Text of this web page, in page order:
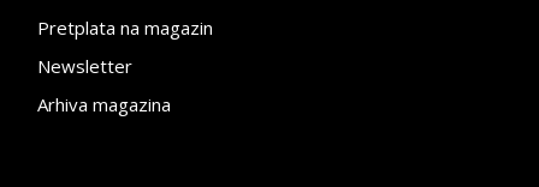
Pretplata na magazin
Newsletter
Arhiva magazina